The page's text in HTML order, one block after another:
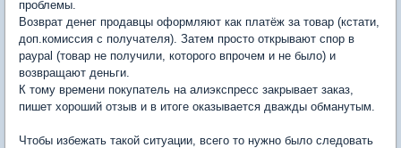
проблемы.
Возврат денег продавцы оформляют как платёж за товар (кстати,
доп.комиссия с получателя). Затем просто открывают спор в
paypal (товар не получили, которого впрочем и не было) и
возвращают деньги.
К тому времени покупатель на алиэкспресс закрывает заказ,
пишет хороший отзыв и в итоге оказывается дважды обманутым.
Чтобы избежать такой ситуации, всего то нужно было следовать